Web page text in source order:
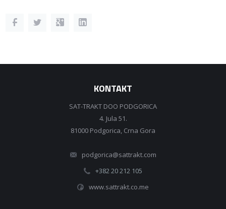
KONTAKT
SAT-TRAKT DOO PODGORICA
4. Jula 51.
81000 Podgorica, Crna Gora
podgorica@sattrakt.com
+382 20 212 105
www.sattrakt.co.me